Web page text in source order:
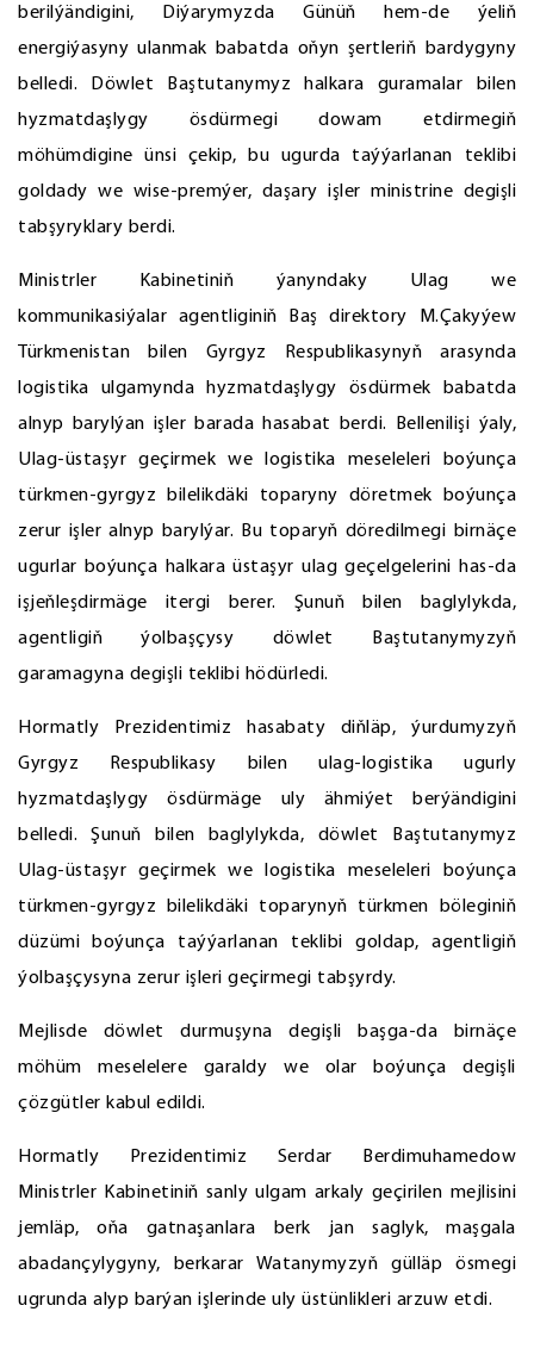
berilýändigini, Diýarymyzda Günüň hem-de ýeliň
energiýasyny ulanmak babatda oňyn şertleriň bardygyny
belledi. Döwlet Baştutanymyz halkara guramalar bilen
hyzmatdaşlygy ösdürmegi dowam etdirmegiň
möhümdigine ünsi çekip, bu ugurda taýýarlanan teklibi
goldady we wise-premýer, daşary işler ministrine degişli
tabşyryklary berdi.
Ministrler Kabinetiniň ýanyndaky Ulag we
kommunikasiýalar agentliginiň Baş direktory M.Çakyýew
Türkmenistan bilen Gyrgyz Respublikasynyň arasynda
logistika ulgamynda hyzmatdaşlygy ösdürmek babatda
alnyp barylýan işler barada hasabat berdi. Bellenilişi ýaly,
Ulag-üstaşyr geçirmek we logistika meseleleri boýunça
türkmen-gyrgyz bilelikdäki toparyny döretmek boýunça
zerur işler alnyp barylýar. Bu toparyň döredilmegi birnäçe
ugurlar boýunça halkara üstaşyr ulag geçelgelerini has-da
işjeňleşdirmäge itergi berer. Şunuň bilen baglylykda,
agentligiň ýolbaşçysy döwlet Baştutanymyzyň
garamagyna degişli teklibi hödürledi.
Hormatly Prezidentimiz hasabaty diňläp, ýurdumyzyň
Gyrgyz Respublikasy bilen ulag-logistika ugurly
hyzmatdaşlygy ösdürmäge uly ähmiýet berýändigini
belledi. Şunuň bilen baglylykda, döwlet Baştutanymyz
Ulag-üstaşyr geçirmek we logistika meseleleri boýunça
türkmen-gyrgyz bilelikdäki toparynyň türkmen böleginiň
düzümi boýunça taýýarlanan teklibi goldap, agentligiň
ýolbaşçysyna zerur işleri geçirmegi tabşyrdy.
Mejlisde döwlet durmuşyna degişli başga-da birnäçe
möhüm meselelere garaldy we olar boýunça degişli
çözgütler kabul edildi.
Hormatly Prezidentimiz Serdar Berdimuhamedow
Ministrler Kabinetiniň sanly ulgam arkaly geçirilen mejlisini
jemläp, oňa gatnaşanlara berk jan saglyk, maşgala
abadançylygyny, berkarar Watanymyzyň gülläp ösmegi
ugrunda alyp barýan işlerinde uly üstünlikleri arzuw etdi.